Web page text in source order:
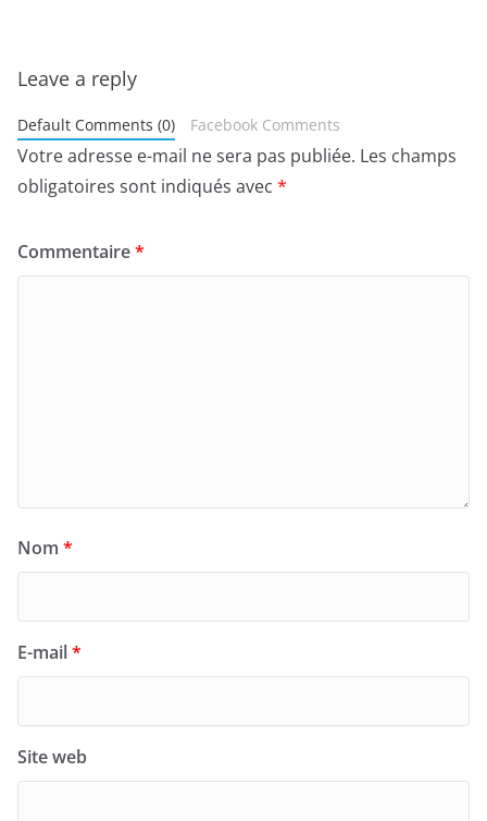
Leave a reply
Default Comments (0) Facebook Comments
Votre adresse e-mail ne sera pas publiée. Les champs
obligatoires sont indiqués avec *
Commentaire*
Nom *
E-mail*
Site web